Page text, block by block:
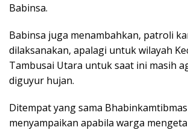
Babinsa.
Babinsa juga menambahkan, patroli
dilaksanakan, apalagi untuk wilayah
Tambusai Utara untuk saat ini masih
diguyur hujan.
Ditempat yang sama
menyampaikan apabila warga